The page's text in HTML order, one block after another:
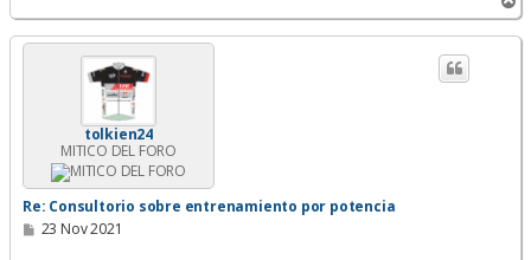
r
r
tolkien24
MITICO DEL FORO
Re: Consultorio sobre entrenamiento por potencia
M
23 Nov 2021